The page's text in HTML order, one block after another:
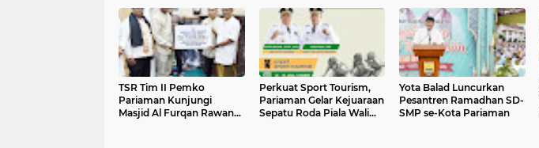
TSR Tim II Pemko
Pariaman Kunjungi
Masjid Al Furqan Rawang,
Perkuat Sport Tourism,
Pariaman Gelar Kejuaraan
Sepatu Roda Piala Wali
Yota Balad Luncurkan
Pesantren Ramadhan SD-
SMP se-Kota Pariaman